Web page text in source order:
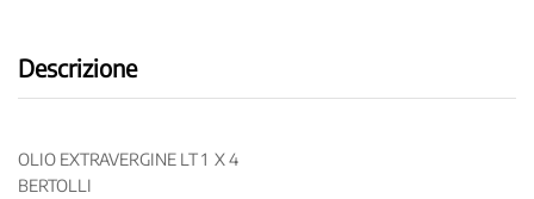
Descrizione
OLIO EXTRAVERGINE LT 1 X 4
BERTOLLI